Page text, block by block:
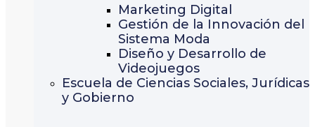
Marketing Digital
Gestión de la Innovación del
Sistema Moda
Diseño y Desarrollo de
Videojuegos
Escuela de Ciencias Sociales, Jurídicas
y Gobierno